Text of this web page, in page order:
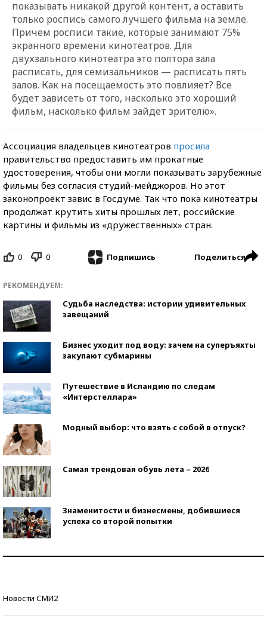
показывать никакой другой контент, а оставить
только роспись самого лучшего фильма на земле.
Причем росписи такие, которые занимают 75%
экранного времени кинотеатров. Для
двухзального кинотеатра это полтора зала
расписать, для семизальников — расписать пять
залов. Как на посещаемость это повлияет? Все
будет зависеть от того, насколько это хороший
фильм, насколько фильм зайдет зрителю».
Ассоциация владельцев кинотеатров просила
правительство предоставить им прокатные
удостоверения, чтобы они могли показывать зарубежные
фильмы без согласия студий-мейджоров. Но этот
законопроект завис в Госдуме. Так что пока кинотеатры
продолжат крутить хиты прошлых лет, российские
картины и фильмы из «дружественных» стран.
0 0 Подпишись Поделиться
РЕКОМЕНДУЕМ:
Судьба наследства: истории удивительных
завещаний
Бизнес уходит под воду: зачем на суперъяхты
закупают субмарины
Путешествие в Исландию по следам
«Интерстеллара»
Модный выбор: что взять с собой в отпуск?
Самая трендовая обувь лета – 2026
Знаменитости и бизнесмены, добившиеся
успеха со второй попытки
Новости СМИ2